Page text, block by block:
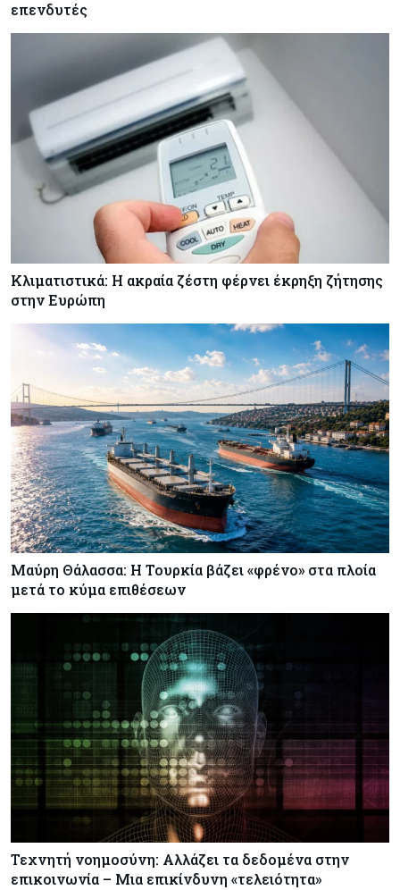
Κόσμος
Οι πυρκαγιές κατακαίνε την Ευρώπη, αλλά οι
ζημιές δεν είναι ασφαλισμένες
Κόσμος
Γιατί οι κεντρικές τράπεζες αφήνουν τις αγορές
να «παίξουν μπάλα»
επενδυτές
Κλιματιστικά: Η ακραία ζέστη φέρνει έκρηξη ζήτησης
στην Ευρώπη
Μαύρη Θάλασσα: Η Τουρκία βάζει «φρένο» στα πλοία
μετά το κύμα επιθέσεων
Τεχνητή νοημοσύνη: Αλλάζει τα δεδομένα στην
επικοινωνία – Μια επικίνδυνη «τελειότητα»